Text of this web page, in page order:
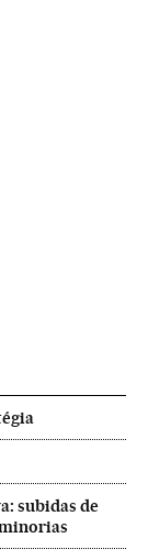
subidas de